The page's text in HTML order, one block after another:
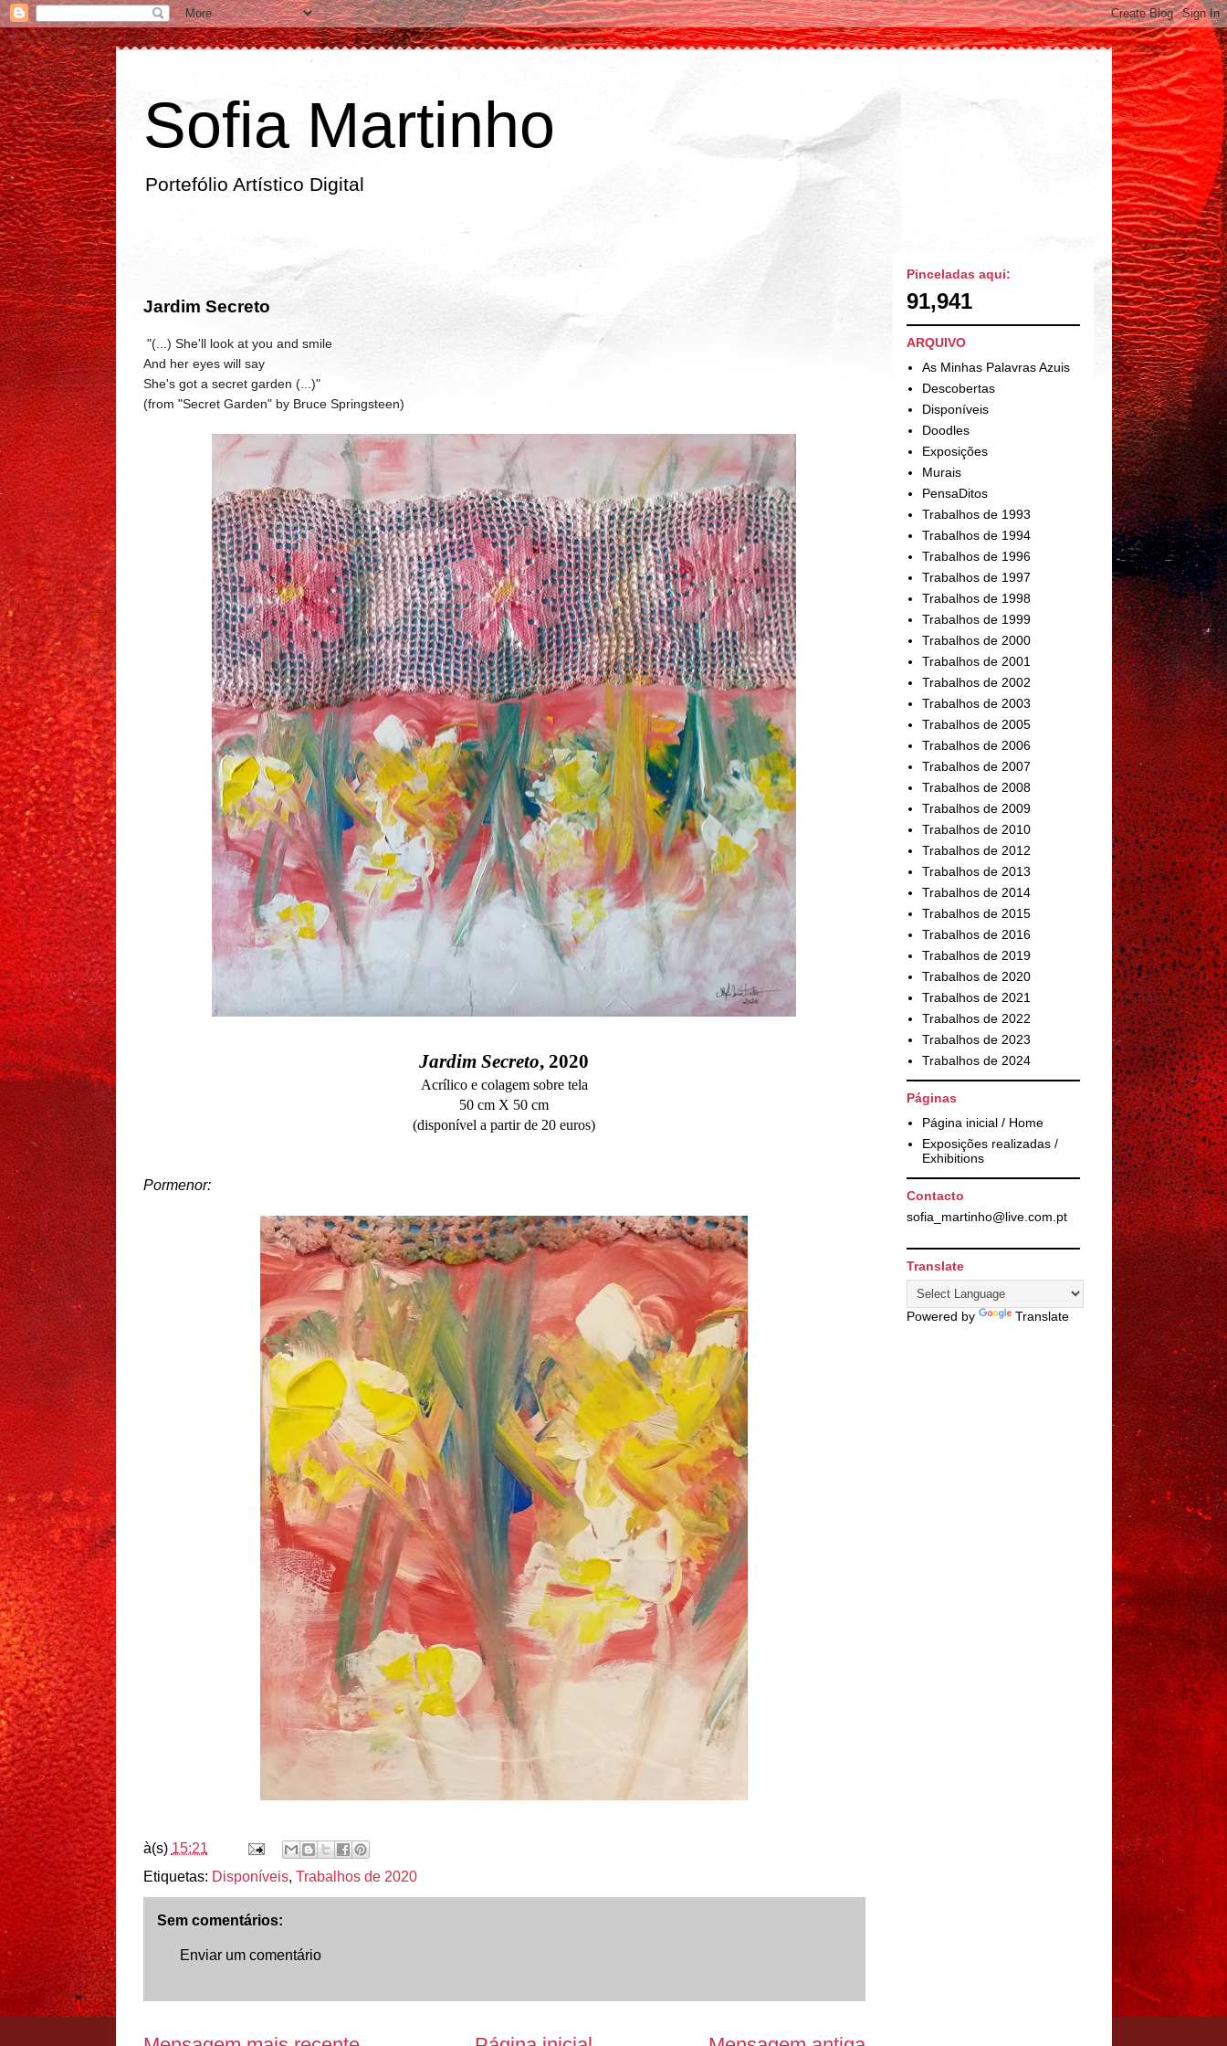
Sofia Martinho
Portefólio Artístico Digital
Jardim Secreto
"(...) She'll look at you and smile
And her eyes will say
She's got a secret garden (...)"
(from "Secret Garden" by Bruce Springsteen)
Jardim Secreto, 2020
Acrílico e colagem sobre tela
50 cm X 50 cm
(disponível a partir de 20 euros)
Pormenor:
à(s) 15:21
Etiquetas: Disponíveis, Trabalhos de 2020
Sem comentários:
Enviar um comentário
Pinceladas aqui:
91,941
ARQUIVO
As Minhas Palavras Azuis
Descobertas
Disponíveis
Doodles
Exposições
Murais
PensaDitos
Trabalhos de 1993
Trabalhos de 1994
Trabalhos de 1996
Trabalhos de 1997
Trabalhos de 1998
Trabalhos de 1999
Trabalhos de 2000
Trabalhos de 2001
Trabalhos de 2002
Trabalhos de 2003
Trabalhos de 2005
Trabalhos de 2006
Trabalhos de 2007
Trabalhos de 2008
Trabalhos de 2009
Trabalhos de 2010
Trabalhos de 2012
Trabalhos de 2013
Trabalhos de 2014
Trabalhos de 2015
Trabalhos de 2016
Trabalhos de 2019
Trabalhos de 2020
Trabalhos de 2021
Trabalhos de 2022
Trabalhos de 2023
Trabalhos de 2024
Páginas
Página inicial / Home
Exposições realizadas /
Exhibitions
Contacto
sofia_martinho@live.com.pt
Translate
Powered by Translate